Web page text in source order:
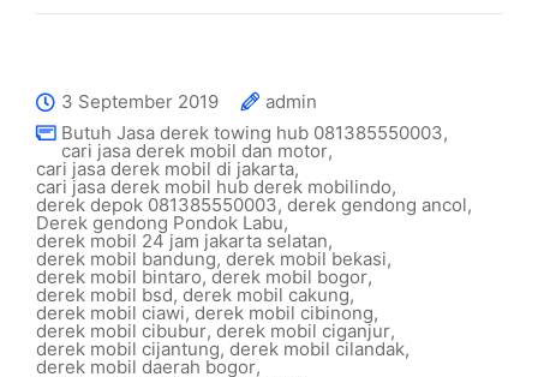
3 September 2019
admin
Butuh Jasa derek towing hub 081385550003,
cari jasa derek mobil dan motor,
cari jasa derek mobil di jakarta,
cari jasa derek mobil hub derek mobilindo,
derek depok 081385550003, derek gendong ancol,
Derek gendong Pondok Labu,
derek mobil 24 jam jakarta selatan,
derek mobil bandung, derek mobil bekasi,
derek mobil bintaro,derek mobil bogor,
derek mobil bsd, derek mobil cakung,
derek mobil ciawi, derek mobil cibinong,
derek mobil cibubur, derek mobil ciganjur,
derek mobil cijantung, derek mobil cilandak,
derek mobil daerah bogor,